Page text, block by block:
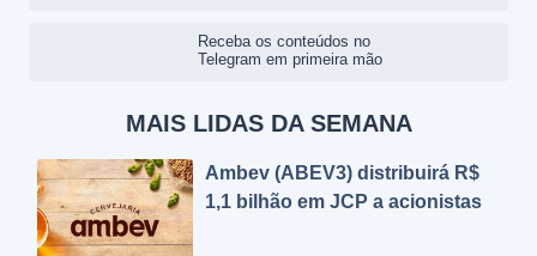
Receba os conteúdos no
Telegram em primeira mão
MAIS LIDAS DA SEMANA
Ambev (ABEV3) distribuirá R$
1,1 bilhão em JCP a acionistas